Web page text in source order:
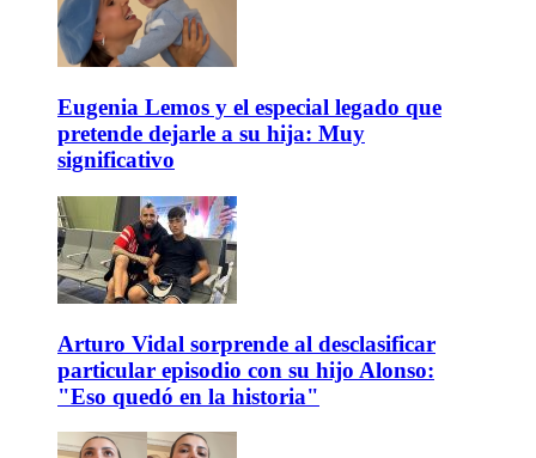
Eugenia Lemos y el especial legado que
pretende dejarle a su hija: Muy
significativo
Arturo Vidal sorprende al desclasificar
particular episodio con su hijo Alonso:
"Eso quedó en la historia"